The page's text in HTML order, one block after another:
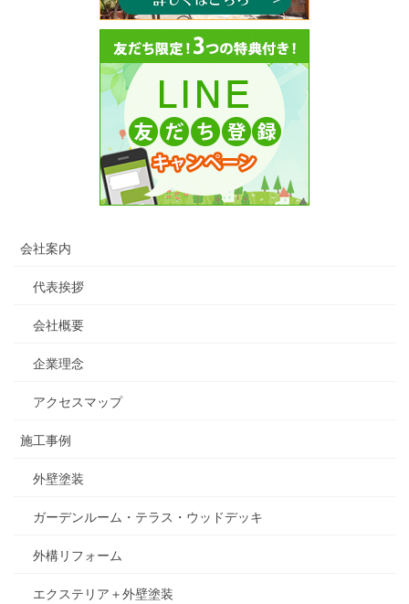
会社案内
代表挨拶
会社概要
企業理念
アクセスマップ
施工事例
外壁塗装
ガーデンルーム・テラス・ウッドデッキ
外構リフォーム
エクステリア＋外壁塗装